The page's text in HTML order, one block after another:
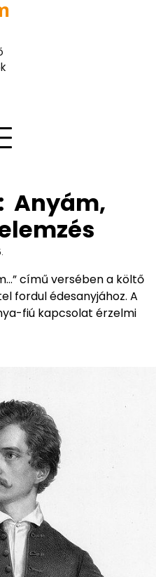
Anyám,
című versében a költő
fordul édesanyjához. A
fiú kapcsolat érzelmi